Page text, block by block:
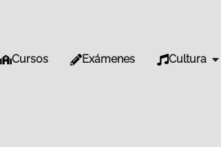
Cursos Exámenes Cultura